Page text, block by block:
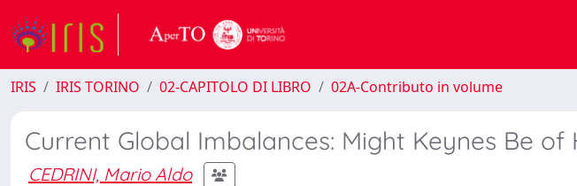
IRIS IRIS TORINO 02-CAPITOLO DI LIBRO 02A-Contributo in volume
Current Global Imbalances: Might Keynes Be of
CEDRINI, Mario Aldo